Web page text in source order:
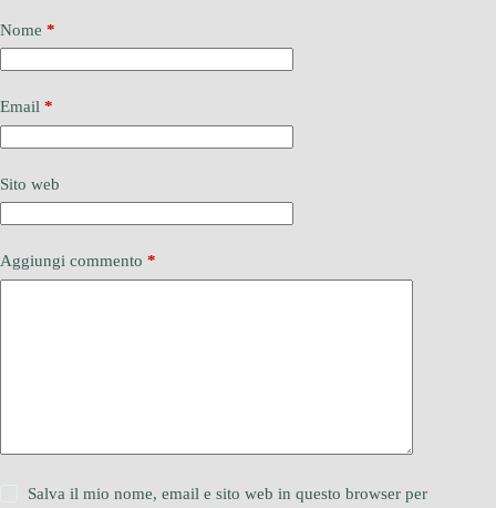
Nome *
Email *
Sito web
Aggiungi commento *
Salva il mio nome, email e sito web in questo browser per